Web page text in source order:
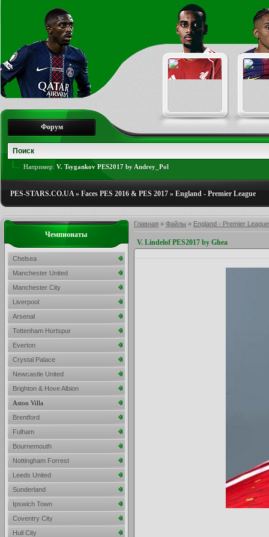
Форум
Например: V. Tsygankov PES2017 by Andrey_Pol
PES-STARS.CO.UA» Faces PES 2016 & PES 2017 » England - Premier League
Главная » Файлы » England - Premier League
V. Lindelof PES2017 by Ghea
Чемпионаты
Chelsea
Manchester United
Manchester City
Liverpool
Arsenal
Tottenham Hortspur
Everton
Crystal Palace
Newcastle United
Brighton & Hove Albion
Aston Villa
Brentford
Fulham
Bournemouth
Nottingham Forrest
Leeds United
Sunderland
Ipswich Town
Coventry City
Hull City